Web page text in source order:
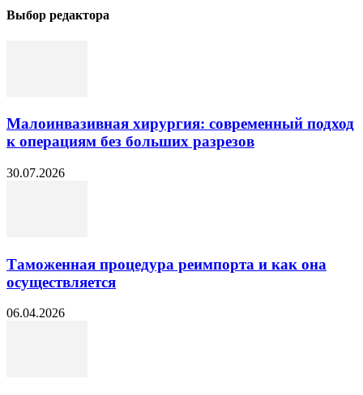
Выбор редактора
Малоинвазивная хирургия: современный подход
к операциям без больших разрезов
30.07.2026
Таможенная процедура реимпорта и как она
осуществляется
06.04.2026